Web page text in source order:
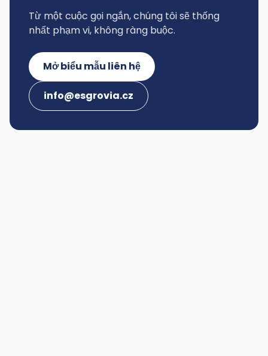
Từ một cuộc gọi ngắn, chúng tôi sẽ thống
nhất phạm vi, không ràng buộc.
Mở biểu mẫu liên hệ
info@esgrovia.cz